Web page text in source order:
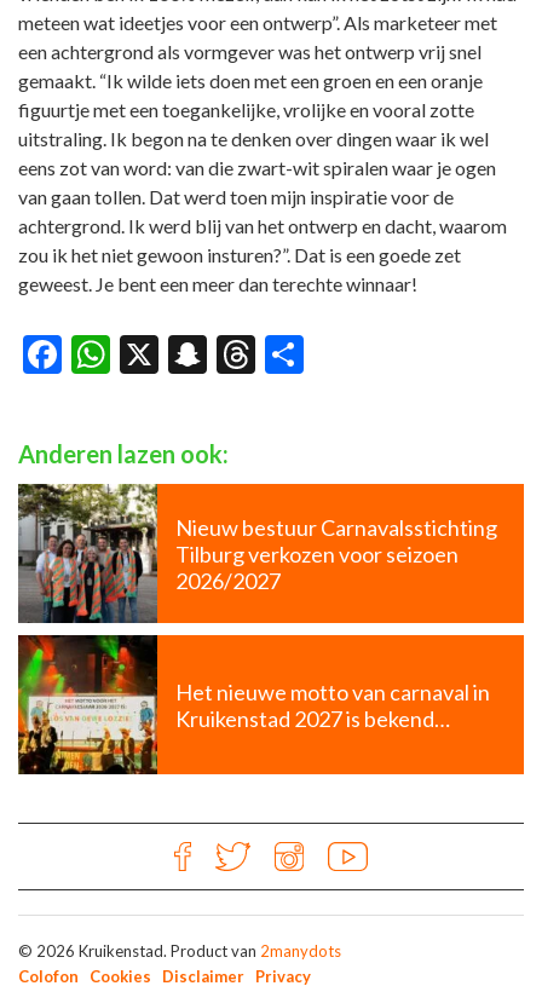
meteen wat ideetjes voor een ontwerp”. Als marketeer met
een achtergrond als vormgever was het ontwerp vrij snel
gemaakt. “Ik wilde iets doen met een groen en een oranje
figuurtje met een toegankelijke, vrolijke en vooral zotte
uitstraling. Ik begon na te denken over dingen waar ik wel
eens zot van word: van die zwart-wit spiralen waar je ogen
van gaan tollen. Dat werd toen mijn inspiratie voor de
achtergrond. Ik werd blij van het ontwerp en dacht, waarom
zou ik het niet gewoon insturen?”. Dat is een goede zet
geweest. Je bent een meer dan terechte winnaar!
Facebook
WhatsApp
X Snapchat
Threads
Anderen lazen ook:
Nieuw bestuur Carnavalsstichting
Tilburg verkozen voor seizoen
2026/2027
Het nieuwe motto van carnaval in
Kruikenstad 2027 is bekend…
© 2026 Kruikenstad. Product van 2manydots
Colofon
Cookies Disclaimer Privacy